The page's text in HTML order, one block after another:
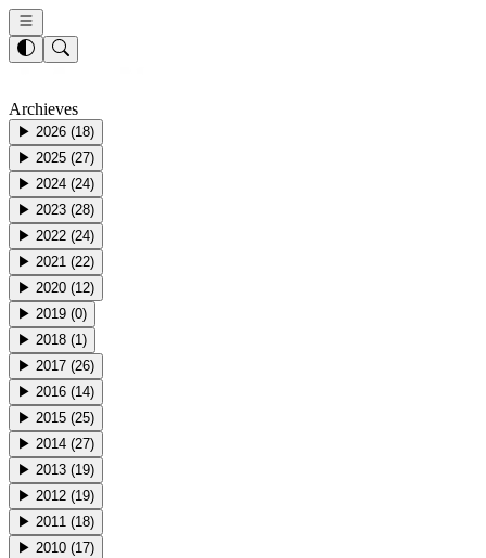
Archieves
▶ 2026 (18)
▶ 2025 (27)
▶ 2024 (24)
▶ 2023 (28)
▶ 2022 (24)
▶ 2021 (22)
▶ 2020 (12)
▶ 2019 (0)
▶ 2018 (1)
▶ 2017 (26)
▶ 2016 (14)
▶ 2015 (25)
▶ 2014 (27)
▶ 2013 (19)
▶ 2012 (19)
▶ 2011 (18)
▶ 2010 (17)